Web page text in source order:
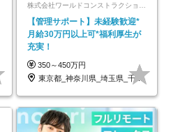
【管理サポート】未経験歓迎*
月給30万円以上可*福利厚生が
充実！
350～450万円
東京都_神奈川県_埼玉県_千葉県_大阪府…